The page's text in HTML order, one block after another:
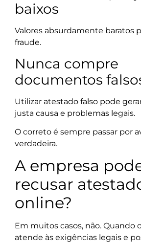
baixos
Valores absurdamente baratos
fraude.
Nunca compre
documentos
Utilizar atestado falso pode
justa causa e problemas legais.
O correto é sempre passar por
verdadeira.
A empresa
recusar
online?
Em muitos casos, não. Quando
atende às exigências legais e